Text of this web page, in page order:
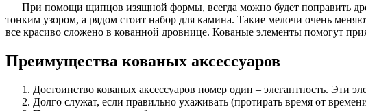
При помощи щипцов изящной формы, всегда можно будет поправить
тонким узором, а рядом стоит набор для камина. Такие мелочи очень
все красиво сложено в кованной дровнице. Кованые элементы помогут
Преимущества кованых аксессуаров
Достоинство кованых аксессуаров номер один – элегантность. Эти
Долго служат, если правильно ухаживать (протирать время от